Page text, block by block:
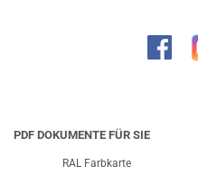
PDF DOKUMENTE FÜR SIE
RAL Farbkarte